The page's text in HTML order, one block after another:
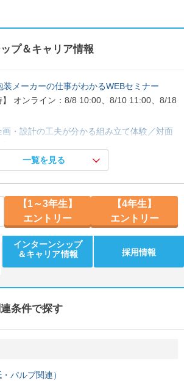
プ＆キャリア情報
装メーカーの仕事がわかるWEBセミナー
】 オンライン：8/8 10:00、8/10 11:00、8/18
・設計の工夫が分かる組み立て体験／対面
ク】仕事のリアルが分かる座談会／WEB
】 オンライン：8/19 10:00、9/10 10:00
一覧を見る
【1～3年生】
エントリー
【4年生】
エントリー
インターンシップ
＆キャリア情報
採用情報
条件で探す
パルプ関連）